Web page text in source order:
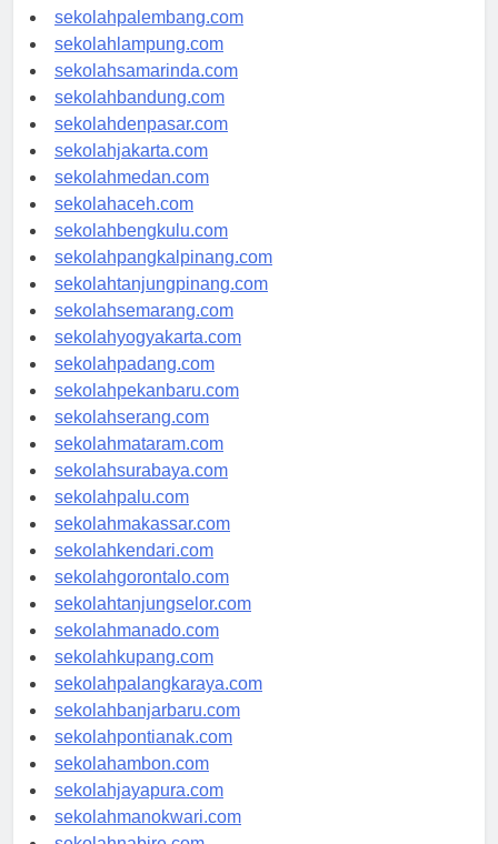
sekolahriau.com
sekolahpalembang.com
sekolahlampung.com
sekolahsamarinda.com
sekolahbandung.com
sekolahdenpasar.com
sekolahjakarta.com
sekolahmedan.com
sekolahaceh.com
sekolahbengkulu.com
sekolahpangkalpinang.com
sekolahtanjungpinang.com
sekolahsemarang.com
sekolahyogyakarta.com
sekolahpadang.com
sekolahpekanbaru.com
sekolahserang.com
sekolahmataram.com
sekolahsurabaya.com
sekolahpalu.com
sekolahmakassar.com
sekolahkendari.com
sekolahgorontalo.com
sekolahtanjungselor.com
sekolahmanado.com
sekolahkupang.com
sekolahpalangkaraya.com
sekolahbanjarbaru.com
sekolahpontianak.com
sekolahambon.com
sekolahjayapura.com
sekolahmanokwari.com